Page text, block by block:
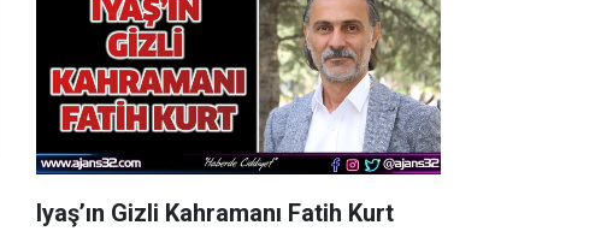
Iyaş’ın Gizli Kahramanı Fatih Kurt